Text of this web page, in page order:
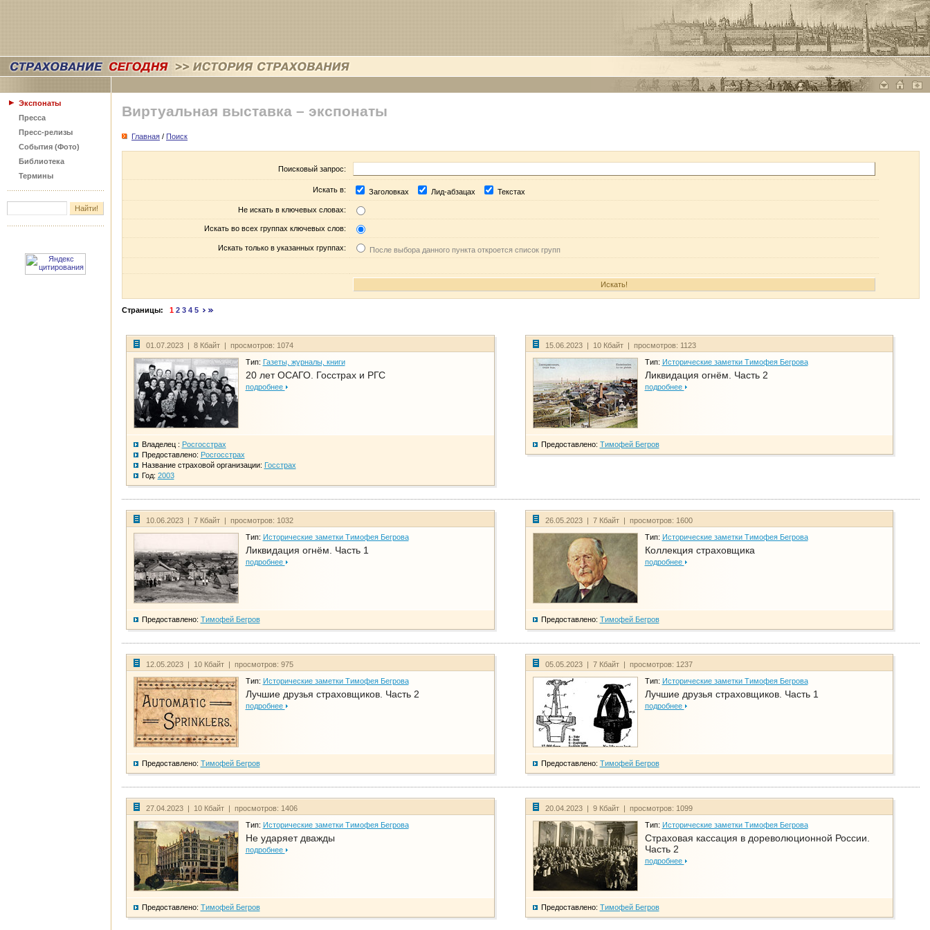
Экспонаты
Пресса
Пресс-релизы
События (Фото)
Библиотека
Термины
Виртуальная выставка – экспонаты
Главная / Поиск
Поисковый запрос:
Искать в: Заголовках Лид-абзацах Текстах
Не искать в ключевых словах:
Искать во всех группах ключевых слов:
Искать только в указанных группах: После выбора данного пункта откроется список групп
Страницы: 1 2 3 4 5
01.07.2023 | 8 Кбайт | просмотров: 1074
Тип: Газеты, журналы, книги
20 лет ОСАГО. Госстрах и РГС
подробнее
Владелец : Росгосстрах
Предоставлено: Росгосстрах
Название страховой организации: Госстрах
Год: 2003
15.06.2023 | 10 Кбайт | просмотров: 1123
Тип: Исторические заметки Тимофея Бегрова
Ликвидация огнём. Часть 2
подробнее
Предоставлено: Тимофей Бегров
10.06.2023 | 7 Кбайт | просмотров: 1032
Тип: Исторические заметки Тимофея Бегрова
Ликвидация огнём. Часть 1
подробнее
Предоставлено: Тимофей Бегров
26.05.2023 | 7 Кбайт | просмотров: 1600
Тип: Исторические заметки Тимофея Бегрова
Коллекция страховщика
подробнее
Предоставлено: Тимофей Бегров
12.05.2023 | 10 Кбайт | просмотров: 975
Тип: Исторические заметки Тимофея Бегрова
Лучшие друзья страховщиков. Часть 2
подробнее
Предоставлено: Тимофей Бегров
05.05.2023 | 7 Кбайт | просмотров: 1237
Тип: Исторические заметки Тимофея Бегрова
Лучшие друзья страховщиков. Часть 1
подробнее
Предоставлено: Тимофей Бегров
27.04.2023 | 10 Кбайт | просмотров: 1406
Тип: Исторические заметки Тимофея Бегрова
Не ударяет дважды
подробнее
Предоставлено: Тимофей Бегров
20.04.2023 | 9 Кбайт | просмотров: 1099
Тип: Исторические заметки Тимофея Бегрова
Страховая кассация в дореволюционной России.
Часть 2
подробнее
Предоставлено: Тимофей Бегров